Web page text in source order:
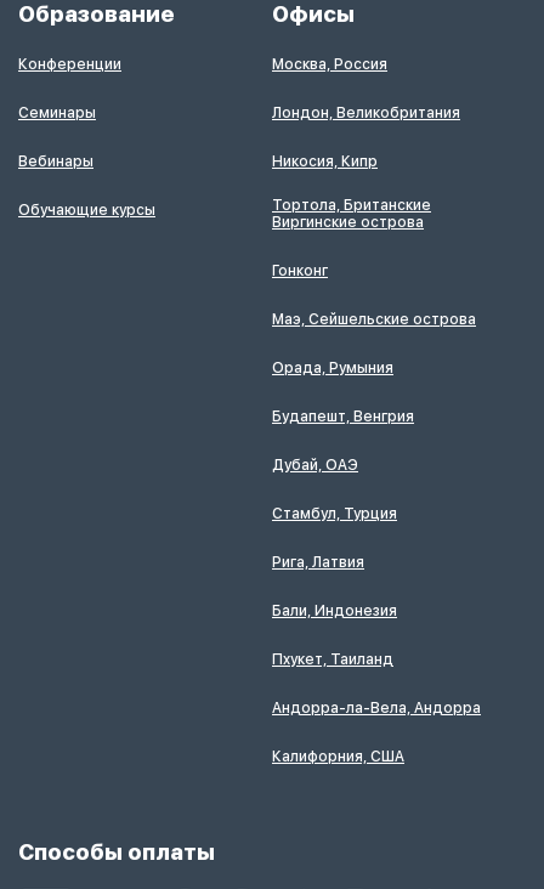
Образование
Конференции
Семинары
Вебинары
Обучающие курсы
Офисы
Москва, Россия
Лондон, Великобритания
Никосия, Кипр
Тортола, Британские
Виргинские острова
Гонконг
Маэ, Сейшельские острова
Орада, Румыния
Будапешт, Венгрия
Дубай, ОАЭ
Стамбул, Турция
Рига, Латвия
Бали, Индонезия
Пхукет, Таиланд
Андорра-ла-Вела, Андорра
Калифорния, США
Способы оплаты